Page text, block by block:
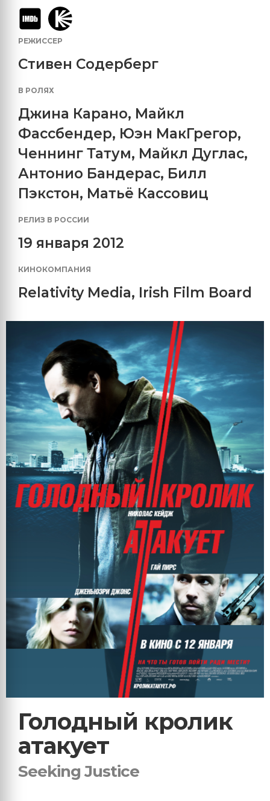
РЕЖИССЕР
Стивен Содерберг
В РОЛЯХ
Джина Карано, Майкл
Фассбендер, Юэн МакГрегор,
Ченнинг Татум, Майкл Дуглас,
Антонио Бандерас, Билл
Пэкстон, Матьё Кассовиц
РЕЛИЗ В РОССИИ
19 января 2012
КИНОКОМПАНИЯ
Relativity Media, Irish Film Board
Голодный кролик
атакует
Seeking Justice